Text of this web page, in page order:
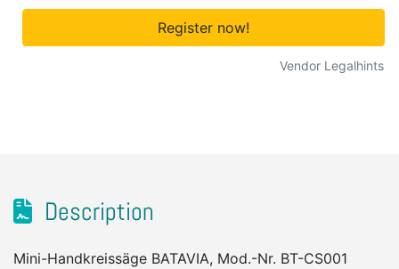
Register now!
Vendor Legalhints
Description
Mini-Handkreissäge BATAVIA, Mod.-Nr. BT-CS001